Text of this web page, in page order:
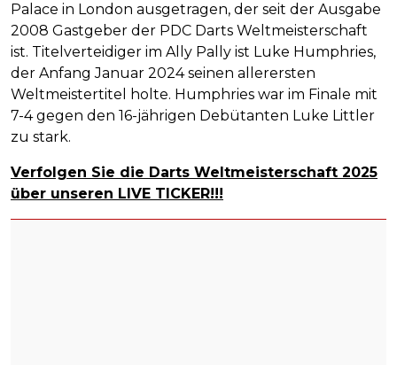
Palace in London ausgetragen, der seit der Ausgabe
2008 Gastgeber der PDC Darts Weltmeisterschaft
ist. Titelverteidiger im Ally Pally ist Luke Humphries,
der Anfang Januar 2024 seinen allerersten
Weltmeistertitel holte. Humphries war im Finale mit
7-4 gegen den 16-jährigen Debütanten Luke Littler
zu stark.
Verfolgen Sie die Darts Weltmeisterschaft 2025
über unseren LIVE TICKER!!!